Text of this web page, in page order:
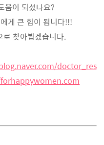
움이 되셨나요?
게 큰 힘이 됩니다!!!
찾아뵙겠습니다.
doctor_res